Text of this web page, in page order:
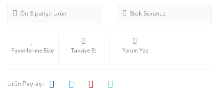
Ön Siparişli Ürün Stok Sorunuz
Tavsiye Et Yorum Yaz
Ürün Paylaş :